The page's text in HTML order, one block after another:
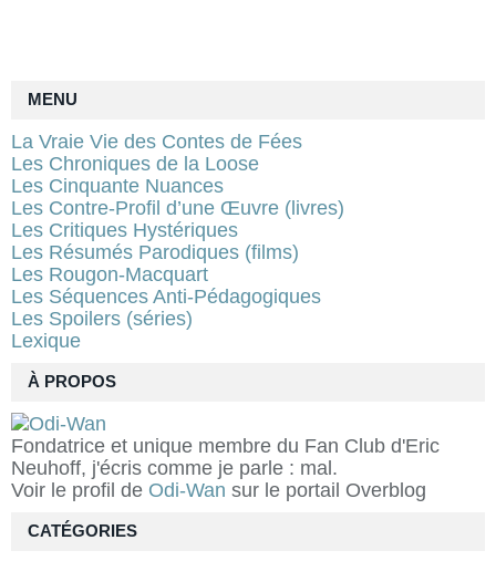
À PROPOS
Fondatrice et unique membre du Fan Club d'Eric
Neuhoff, j'écris comme je parle : mal.
Voir le profil de Odi-Wan sur le portail Overblog
MENU
La Vraie Vie des Contes de Fées
Les Chroniques de la Loose
Les Cinquante Nuances
Les Contre-Profil d’une Œuvre (livres)
Les Critiques Hystériques
Les Résumés Parodiques (films)
Les Rougon-Macquart
Les Séquences Anti-Pédagogiques
Les Spoilers (séries)
Lexique
CATÉGORIES